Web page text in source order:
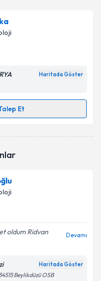
Haritada Göster
Et
almanız için bir
ilişkinAydınlatma
verilerimin belirtilen
oldum Ridvan
Devamı
Haritada Göster
Beylikdüzü OSB